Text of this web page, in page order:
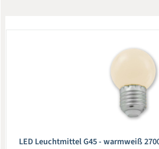
LED Leuchtmittel G45 - warmweiß